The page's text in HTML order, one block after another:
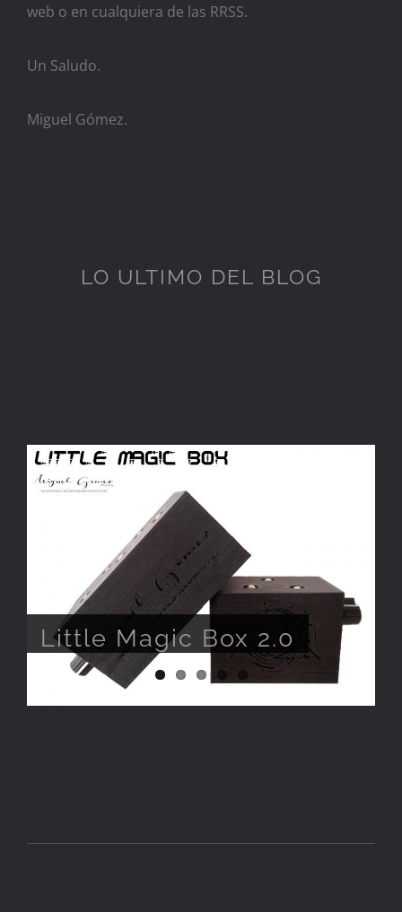
web o en cualquiera de las RRSS.
Un Saludo.
Miguel Gómez.
LO ULTIMO DEL BLOG
Little Magic Box 2.0
Little Firefly
Así fue 2018
Así fue Inight 2018
La (Mala) Ética en la
fotografía